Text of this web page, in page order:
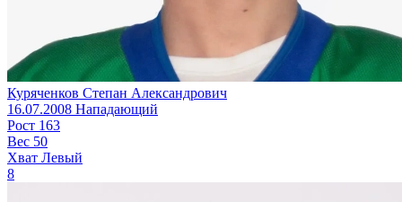
Куряченков Степан Александрович
16.07.2008 Нападающий
Рост 163
Вес 50
Хват Левый
8